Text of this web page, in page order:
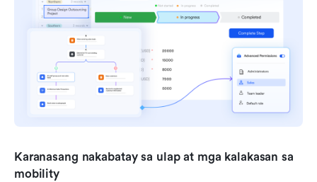
Karanasang nakabatay sa ulap at mga kalakasan sa
mobility